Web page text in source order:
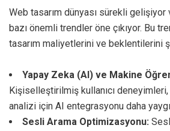
Web tasarım dünyası sürekli gelişiyor
bazı önemli trendler öne çıkıyor. Bu
tasarım maliyetlerini ve beklentilerini
Yapay Zeka (AI) ve Makine
Kişiselleştirilmiş kullanıcı
analizi için AI entegrasyonu daha
Sesli Arama Optimizasyonu: